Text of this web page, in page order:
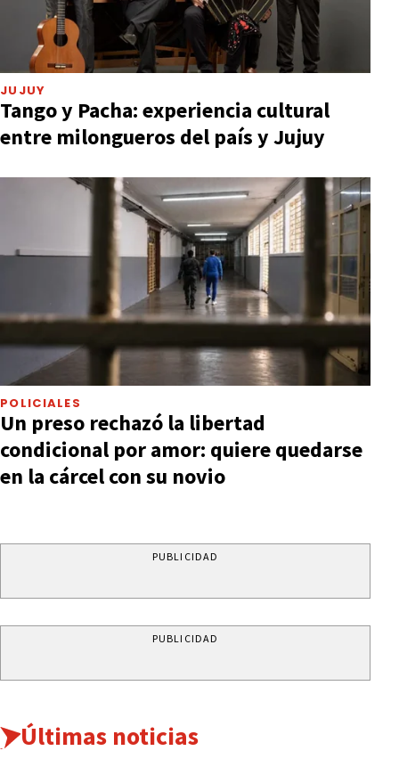
JUJUY
Tango y Pacha: experiencia cultural
entre milongueros del país y Jujuy
POLICIALES
Un preso rechazó la libertad
condicional por amor: quiere quedarse
en la cárcel con su novio
PUBLICIDAD
PUBLICIDAD
Últimas noticias